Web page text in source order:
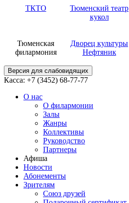
ТКТО
Тюменский театр
кукол
Тюменская
филармония
Дворец культуры
Нефтяник
Версия для слабовидящих
Касса: +7 (3452) 68-77-77
О нас
О филармонии
Залы
Жанры
Коллективы
Руководство
Партнеры
Афиша
Новости
Абонементы
Зрителям
Союз друзей